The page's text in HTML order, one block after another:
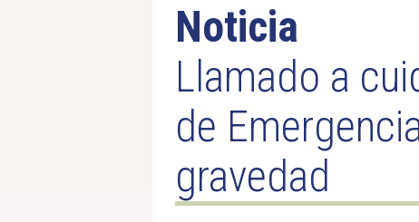
Noticia
Llamado a
de
gravedad